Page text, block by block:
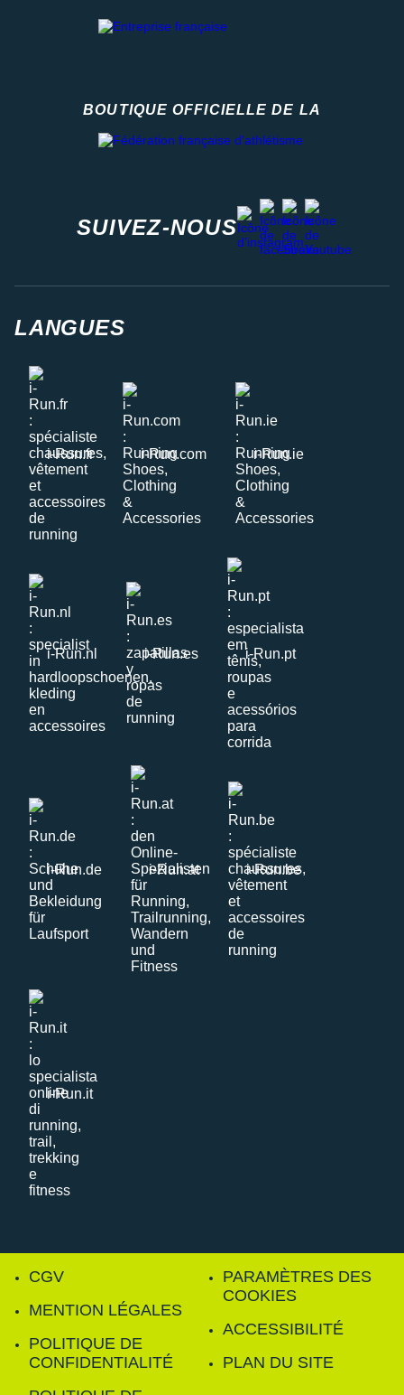
BOUTIQUE OFFICIELLE DE LA
SUIVEZ-NOUS
instagram
facebook
stravayoutube
LANGUES
i-Run.fr i-Run.com i-Run.ie
i-Run.nl i-Run.es i-Run.pt
i-Run.de i-Run.at i-Run.be
i-Run.it
CGV
MENTION LÉGALES
POLITIQUE DE
CONFIDENTIALITÉ
PARAMÈTRES DES
COOKIES
ACCESSIBILITÉ
PLAN DU SITE